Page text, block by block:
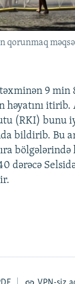
qorunmaq
9 min
həyatını
(RKI) bunu
bildirib. Bu
bölgələrində
dərəcə